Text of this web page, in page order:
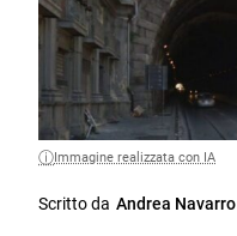
Immagine realizzata con IA
Scritto da Andrea Navarro